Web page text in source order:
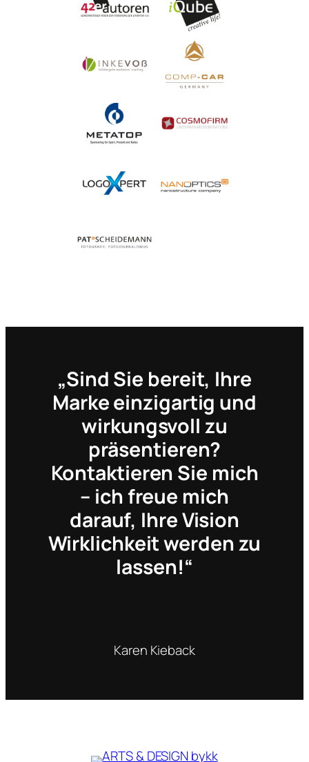
„Sind Sie bereit, Ihre
Marke einzigartig und
wirkungsvoll zu
präsentieren?
Kontaktieren Sie mich
– ich freue mich
darauf, Ihre Vision
Wirklichkeit werden zu
lassen!“
Karen Kieback